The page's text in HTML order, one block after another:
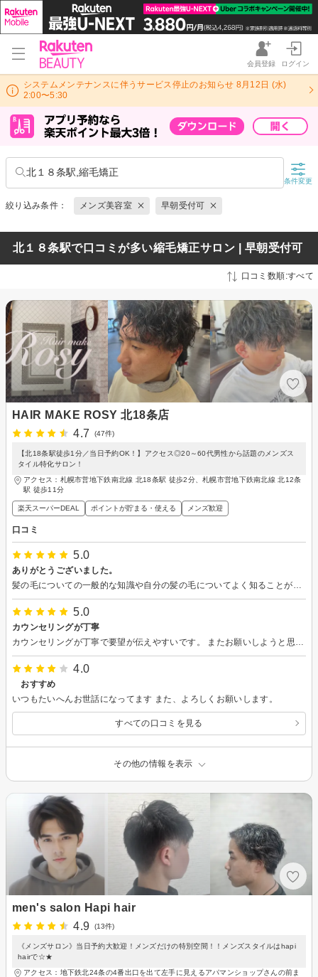
会員登録 ログイン
システムメンテナンスに伴うサービス停止のお知らせ 8月12日 (水)
2:00〜5:30
北１８条駅,縮毛矯正
条件変更
絞り込み条件： メンズ美容室 早朝受付可
北１８条駅で口コミが多い縮毛矯正サロン | 早朝受付可
口コミ数順:すべて
HAIR MAKE ROSY 北18条店
4.7
(47件)
【北18条駅徒歩1分／当日予約OK！】アクセス◎20～60代男性から話題のメンズス
タイル特化サロン！
アクセス：札幌市営地下鉄南北線 北18条駅 徒歩2分、札幌市営地下鉄南北線 北12条
駅 徒歩11分
楽天スーパーDEAL ポイントが貯まる・使える メンズ歓迎
口コミ
5.0
ありがとうございました。
5.0
カウンセリングが丁寧
4.0
おすすめ
いつもたいへんお世話になってます また、よろしくお願いします。
すべての口コミを見る
その他の情報を表示
men's salon Hapi hair
4.9
(13件)
《メンズサロン》当日予約大歓迎！メンズだけの特別空間！！メンズスタイルはhapi
hairで☆★
アクセス：地下鉄北24条の4番出口を出て左手に見えるアパマンショップさんの前ま